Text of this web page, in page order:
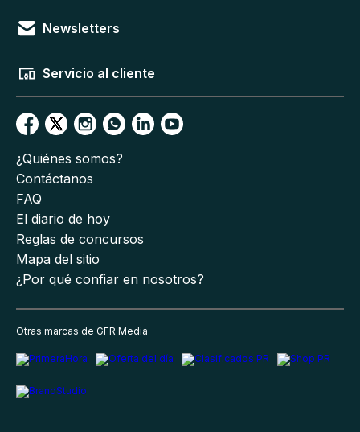
Newsletters
Servicio al cliente
¿Quiénes somos?
Contáctanos
FAQ
El diario de hoy
Reglas de concursos
Mapa del sitio
¿Por qué confiar en nosotros?
Otras marcas de GFR Media